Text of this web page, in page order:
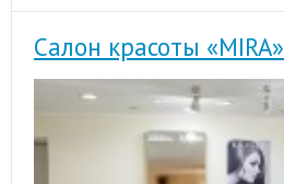
Салон красоты «МIRA»